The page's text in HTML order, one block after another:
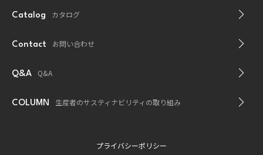
Catalog カタログ
Contact お問い合わせ
Q&A Q&A
COLUMN 生産者のサスティナビリティの取り組み
プライバシーポリシー